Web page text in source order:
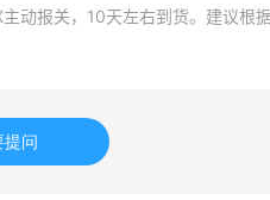
提问
RFM Denim